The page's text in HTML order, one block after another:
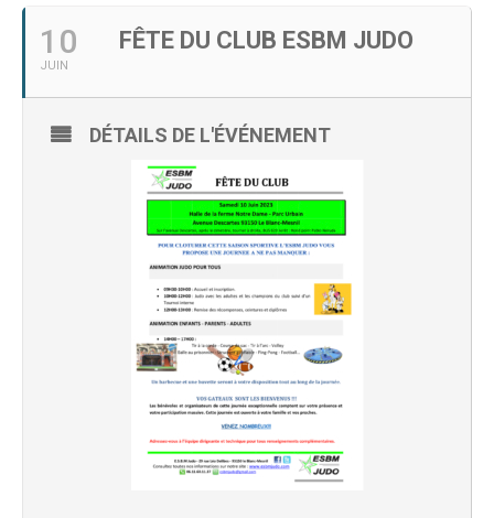
10
JUIN
FÊTE DU CLUB ESBM JUDO
DÉTAILS DE L'ÉVÉNEMENT